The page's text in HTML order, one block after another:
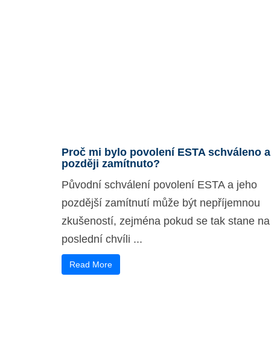
Proč mi bylo povolení ESTA schváleno a
později zamítnuto?
Původní schválení povolení ESTA a jeho
pozdější zamítnutí může být nepříjemnou
zkušeností, zejména pokud se tak stane na
poslední chvíli ...
Read More